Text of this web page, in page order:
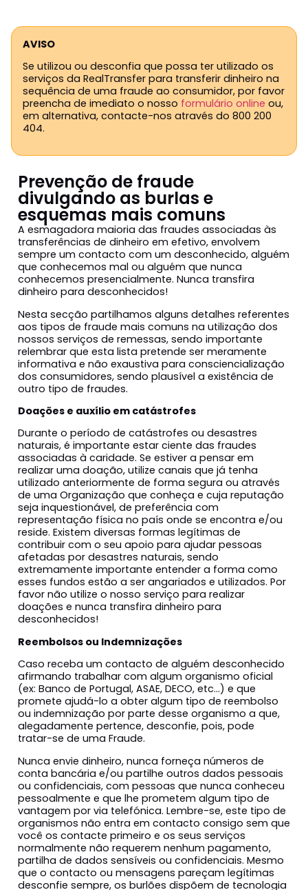
AVISO
Se utilizou ou desconfia que possa ter utilizado os
serviços da RealTransfer para transferir dinheiro na
sequência de uma fraude ao consumidor, por favor
preencha de imediato o nosso formulário online ou,
em alternativa, contacte-nos através do 800 200
404.
Prevenção de fraude
divulgando as burlas e
esquemas mais comuns
A esmagadora maioria das fraudes associadas às
transferências de dinheiro em efetivo, envolvem
sempre um contacto com um desconhecido, alguém
que conhecemos mal ou alguém que nunca
conhecemos presencialmente. Nunca transfira
dinheiro para desconhecidos!
Nesta secção partilhamos alguns detalhes referentes
aos tipos de fraude mais comuns na utilização dos
nossos serviços de remessas, sendo importante
relembrar que esta lista pretende ser meramente
informativa e não exaustiva para consciencialização
dos consumidores, sendo plausível a existência de
outro tipo de fraudes.
Doações e auxílio em catástrofes
Durante o período de catástrofes ou desastres
naturais, é importante estar ciente das fraudes
associadas à caridade. Se estiver a pensar em
realizar uma doação, utilize canais que já tenha
utilizado anteriormente de forma segura ou através
de uma Organização que conheça e cuja reputação
seja inquestionável, de preferência com
representação física no país onde se encontra e/ou
reside. Existem diversas formas legítimas de
contribuir com o seu apoio para ajudar pessoas
afetadas por desastres naturais, sendo
extremamente importante entender a forma como
esses fundos estão a ser angariados e utilizados. Por
favor não utilize o nosso serviço para realizar
doações e nunca transfira dinheiro para
desconhecidos!
Reembolsos ou Indemnizações
Caso receba um contacto de alguém desconhecido
afirmando trabalhar com algum organismo oficial
(ex: Banco de Portugal, ASAE, DECO, etc…) e que
promete ajudá-lo a obter algum tipo de reembolso
ou indemnização por parte desse organismo a que,
alegadamente pertence, desconfie, pois, pode
tratar-se de uma Fraude.
Nunca envie dinheiro, nunca forneça números de
conta bancária e/ou partilhe outros dados pessoais
ou confidenciais, com pessoas que nunca conheceu
pessoalmente e que lhe prometem algum tipo de
vantagem por via telefónica. Lembre-se, este tipo de
organismos não entra em contacto consigo sem que
você os contacte primeiro e os seus serviços
normalmente não requerem nenhum pagamento,
partilha de dados sensíveis ou confidenciais. Mesmo
que o contacto ou mensagens pareçam legítimas
desconfie sempre, os burlões dispõem de tecnologia